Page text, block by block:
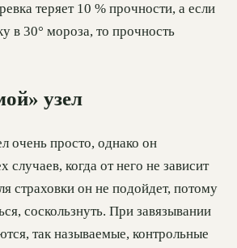
теряет 10 % прочности, а если
в 30° мороза, то прочность
узел
очень просто, однако он
случаев, когда от него не зависит
страховки он не подойдет, потому
соскользнуть. При завязывании
так называемые, контрольные